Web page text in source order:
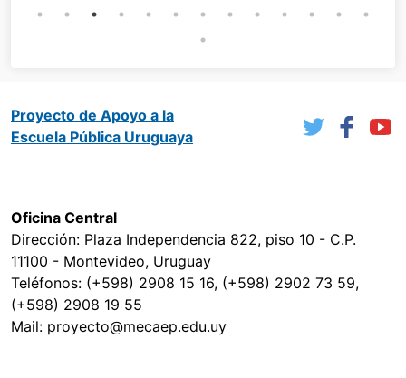
Proyecto de Apoyo a la
Escuela Pública Uruguaya
Oficina Central
Dirección: Plaza Independencia 822, piso 10 - C.P.
11100 - Montevideo, Uruguay
Teléfonos: (+598) 2908 15 16, (+598) 2902 73 59,
(+598) 2908 19 55
Mail: proyecto@mecaep.edu.uy